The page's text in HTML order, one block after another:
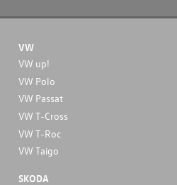
VW
VW up!
VW Polo
VW Passat
VW T-Cross
VW T-Roc
VW Taigo
SKODA